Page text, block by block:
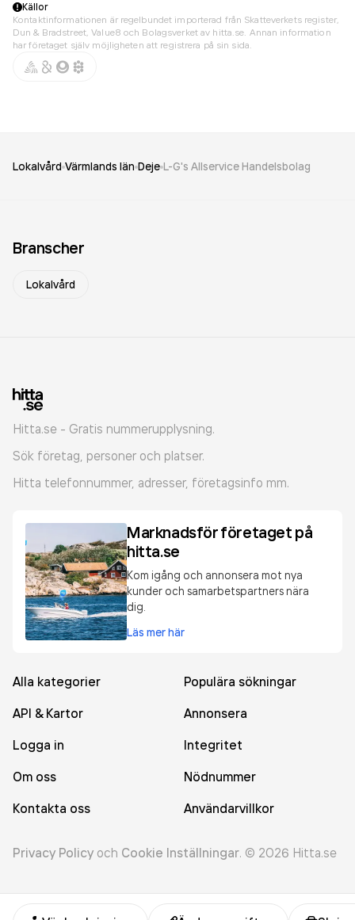
Källor
Kontaktinformationen är regelbundet importerad från Skatteverkets register,
Dun & Bradstreet, Value8 och Bolagsverket av hitta.se. Annan information
har företaget själv möjligheten att registrera på sin sida.
Lokalvård Värmlands län Deje L-G's Allservice Handelsbolag
Branscher
Lokalvård
Hitta.se - Gratis nummerupplysning.
Sök företag, personer och platser.
Hitta telefonnummer, adresser, företagsinfo mm.
Marknadsför företaget på
hitta.se
Kom igång och annonsera mot nya
kunder och samarbetspartners nära
dig.
Läs mer här
Alla kategorier
Populära sökningar
API & Kartor
Annonsera
Logga in
Integritet
Om oss
Nödnummer
Kontakta oss
Användarvillkor
Privacy Policy och Cookie Inställningar. © 2026 Hitta.se